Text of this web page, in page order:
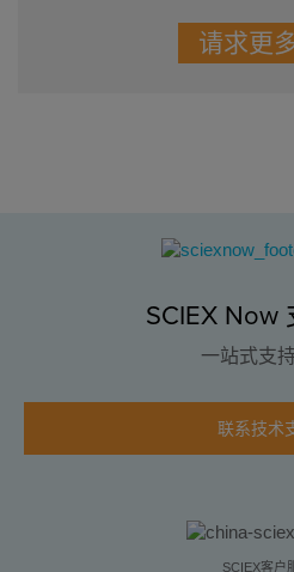
SCIEX Now
一站式支
联系技术
SCIEX客户